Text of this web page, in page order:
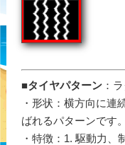
■タイヤパターン：
・形状：横方向に連
ばれるパターンです。
・特徴：1. 駆動力、